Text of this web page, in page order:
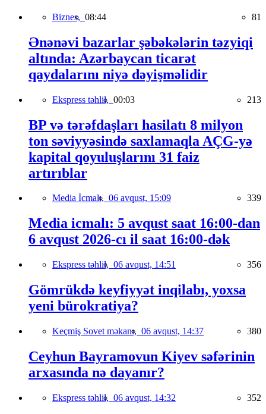
Biznes, 08:44 81
Ənənəvi bazarlar şəbəkələrin təzyiqi
altında: Azərbaycan ticarət
qaydalarını niyə dəyişməlidir
Ekspress təhlil, 00:03 213
BP və tərəfdaşları hasilatı 8 milyon
ton səviyyəsində saxlamaqla AÇG-yə
kapital qoyuluşlarını 31 faiz
artırıblar
Media İcmalı, 06 avqust, 15:09 339
Media icmalı: 5 avqust saat 16:00-dan
6 avqust 2026-cı il saat 16:00-dək
Ekspress təhlil, 06 avqust, 14:51 356
Gömrükdə keyfiyyət inqilabı, yoxsa
yeni bürokratiya?
Keçmiş Sovet məkanı, 06 avqust, 14:37 380
Ceyhun Bayramovun Kiyev səfərinin
arxasında nə dayanır?
Ekspress təhlil, 06 avqust, 14:32 352